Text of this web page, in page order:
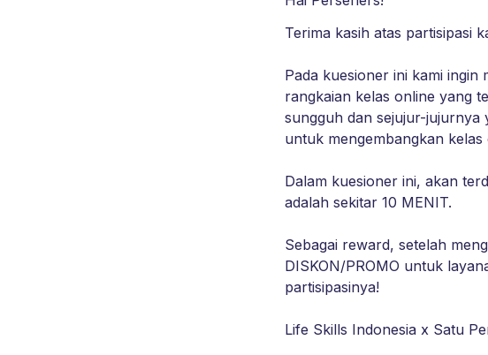
Pada kuesioner ini kami ingin
rangkaian kelas online yang
sungguh dan sejujur-jujurnya
Dalam kuesioner ini, akan
Sebagai reward, setelah
DISKON/PROMO untuk
Life Skills Indonesia x Satu